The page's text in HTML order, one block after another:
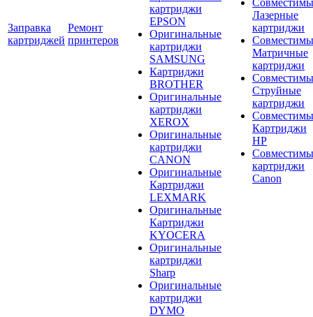
Заправка
картриджей
Ремонт
принтеров
картриджи
EPSON
Оригинальные
картриджи
SAMSUNG
Картриджи
BROTHER
Оригинальные
картриджи
XEROX
Оригинальные
картриджи
CANON
Оригинальные
Картриджи
LEXMARK
Оригинальные
Картриджи
KYOCERA
Оригинальные
картриджи
Sharp
Оригинальные
картриджи
DYMO
Лазерные
картриджи
Матричные
картриджи
Струйные
картриджи
Картриджи
HP
картриджи
Canon